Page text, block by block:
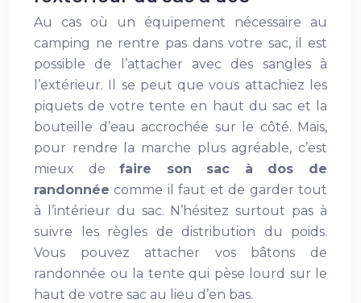
Au cas où un équipement nécessaire au
camping ne rentre pas dans votre sac, il est
possible de l’attacher avec des sangles à
l’extérieur. Il se peut que vous attachiez les
piquets de votre tente en haut du sac et la
bouteille d’eau accrochée sur le côté. Mais,
pour rendre la marche plus agréable, c’est
mieux defaire son sac à dos de
randonnée comme il faut et de garder tout
à l’intérieur du sac. N’hésitez surtout pas à
suivre les règles de distribution du poids.
Vous pouvez attacher vos bâtons de
randonnée ou la tente qui pèse lourd sur le
haut de votre sac au lieu d’en bas.